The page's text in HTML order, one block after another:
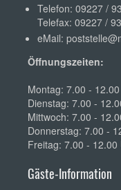
Telefon: 09227 /
Telefax: 09227 /
eMail:
Öffnungszeiten:
Montag: 7.00 -
Dienstag: 7.00 -
Mittwoch: 7.00 -
Donnerstag: 7.00 -
Freitag: 7.00 - 12.00
Gäste-Information